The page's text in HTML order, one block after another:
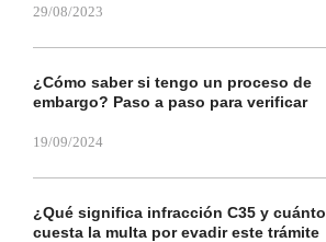
29/08/2023
¿Cómo saber si tengo un proceso de
embargo? Paso a paso para verificar
19/09/2024
¿Qué significa infracción C35 y cuánto
cuesta la multa por evadir este trámite